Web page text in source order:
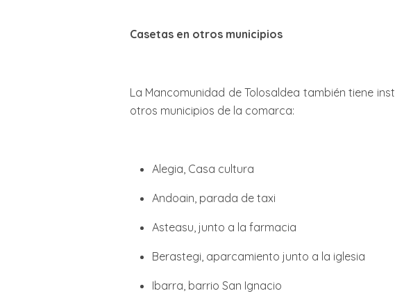
Casetas en otros municipios
La Mancomunidad de Tolosaldea también tiene
otros municipios de la comarca:
Alegia, Casa cultura
Andoain, parada de taxi
Asteasu, junto a la farmacia
Berastegi, aparcamiento junto a la iglesia
Ibarra, barrio San Ignacio